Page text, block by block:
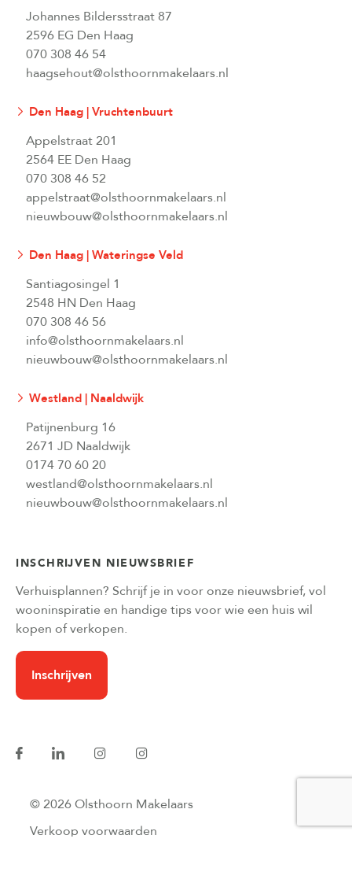
Johannes Bildersstraat 87
2596 EG Den Haag
070 308 46 54
haagsehout@olsthoornmakelaars.nl
Den Haag | Vruchtenbuurt
Appelstraat 201
2564 EE Den Haag
070 308 46 52
appelstraat@olsthoornmakelaars.nl
nieuwbouw@olsthoornmakelaars.nl
Den Haag | Wateringse Veld
Santiagosingel 1
2548 HN Den Haag
070 308 46 56
info@olsthoornmakelaars.nl
nieuwbouw@olsthoornmakelaars.nl
Westland | Naaldwijk
Patijnenburg 16
2671 JD Naaldwijk
0174 70 60 20
westland@olsthoornmakelaars.nl
nieuwbouw@olsthoornmakelaars.nl
INSCHRIJVEN NIEUWSBRIEF
Verhuisplannen? Schrijf je in voor onze nieuwsbrief, vol
wooninspiratie en handige tips voor wie een huis wil
kopen of verkopen.
Inschrijven
© 2026 Olsthoorn Makelaars
Verkoop voorwaarden